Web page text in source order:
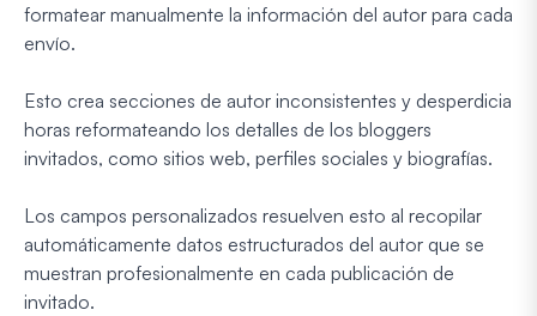
formatear manualmente la información del autor para cada
envío.
Esto crea secciones de autor inconsistentes y desperdicia
horas reformateando los detalles de los bloggers
invitados, como sitios web, perfiles sociales y biografías.
Los campos personalizados resuelven esto al recopilar
automáticamente datos estructurados del autor que se
muestran profesionalmente en cada publicación de
invitado.